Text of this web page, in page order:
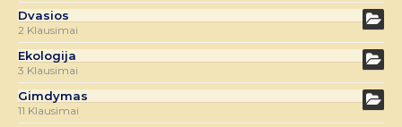
Dvasios
2 Klausimai
Ekologija
3 Klausimai
Gimdymas
11 Klausimai